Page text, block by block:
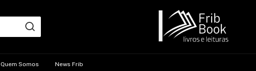
Quem Somos News Frib